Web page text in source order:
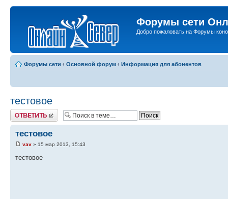
Форумы сети
Добро пожаловать на Форумы
Форумы сети ‹ Основной форум ‹ Информация для абонентов
тестовое
Ответить
тестовое
vav » 15 мар 2013, 15:43
тестовое